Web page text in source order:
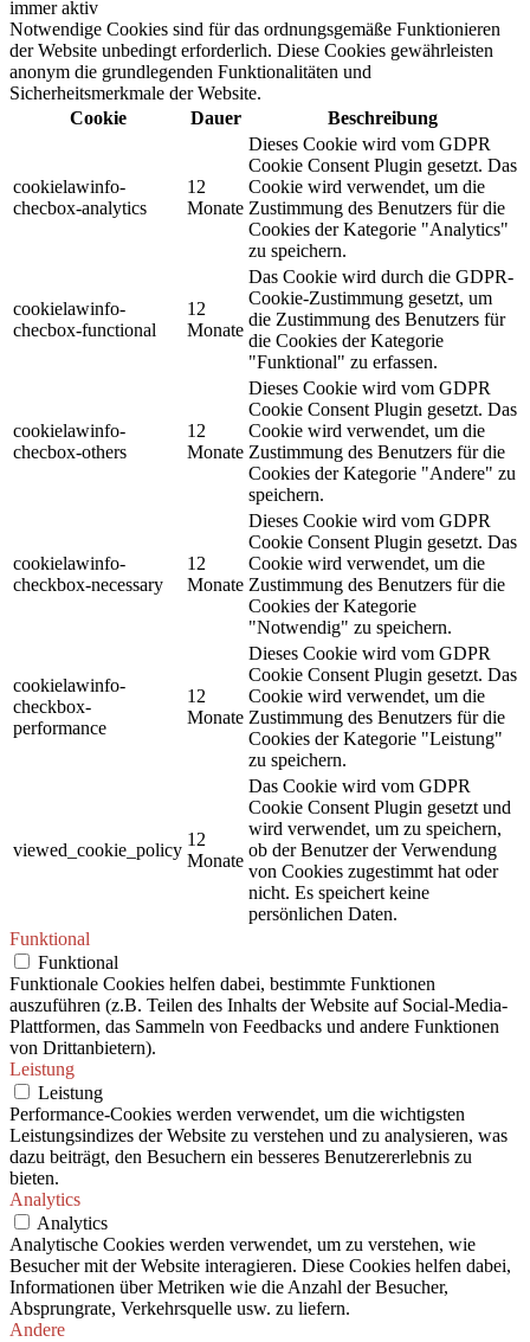
immer aktiv
Notwendige Cookies sind für das ordnungsgemäße Funktionieren
der Website unbedingt erforderlich. Diese Cookies gewährleisten
anonym die grundlegenden Funktionalitäten und
Sicherheitsmerkmale der Website.
Cookie
Dauer Beschreibung
cookielawinfo-
checbox-analytics
12
Monate
Dieses Cookie wird vom GDPR
Cookie Consent Plugin gesetzt. Das
Cookie wird verwendet, um die
Zustimmung des Benutzers für die
Cookies der Kategorie "Analytics"
zu speichern.
cookielawinfo-
checbox-functional
12
Monate
Das Cookie wird durch die GDPR-
Cookie-Zustimmung gesetzt, um
die Zustimmung des Benutzers für
die Cookies der Kategorie
"Funktional" zu erfassen.
cookielawinfo-
checbox-others
12
Monate
Dieses Cookie wird vom GDPR
Cookie Consent Plugin gesetzt. Das
Cookie wird verwendet, um die
Zustimmung des Benutzers für die
Cookies der Kategorie "Andere" zu
speichern.
cookielawinfo-
checkbox-necessary
12
Monate
Dieses Cookie wird vom GDPR
Cookie Consent Plugin gesetzt. Das
Cookie wird verwendet, um die
Zustimmung des Benutzers für die
Cookies der Kategorie
"Notwendig" zu speichern.
cookielawinfo-
checkbox-
performance
12
Monate
Dieses Cookie wird vom GDPR
Cookie Consent Plugin gesetzt. Das
Cookie wird verwendet, um die
Zustimmung des Benutzers für die
Cookies der Kategorie "Leistung"
zu speichern.
viewed_cookie_policy
12
Monate
Das Cookie wird vom GDPR
Cookie Consent Plugin gesetzt und
wird verwendet, um zu speichern,
ob der Benutzer der Verwendung
von Cookies zugestimmt hat oder
nicht. Es speichert keine
persönlichen Daten.
Funktional
Funktional
Funktionale Cookies helfen dabei, bestimmte Funktionen
auszuführen (z.B. Teilen des Inhalts der Website auf Social-Media-
Plattformen, das Sammeln von Feedbacks und andere Funktionen
von Drittanbietern).
Leistung
Leistung
Performance-Cookies werden verwendet, um die wichtigsten
Leistungsindizes der Website zu verstehen und zu analysieren, was
dazu beiträgt, den Besuchern ein besseres Benutzererlebnis zu
bieten.
Analytics
Analytics
Analytische Cookies werden verwendet, um zu verstehen, wie
Besucher mit der Website interagieren. Diese Cookies helfen dabei,
Informationen über Metriken wie die Anzahl der Besucher,
Absprungrate, Verkehrsquelle usw. zu liefern.
Andere